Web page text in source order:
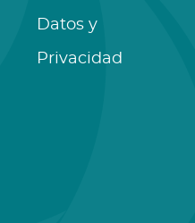
Datos y
Privacidad